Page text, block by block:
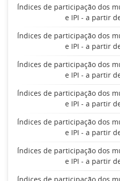
Índices de participação dos
e IPI - a partir
Índices de participação dos
e IPI - a partir
Índices de participação dos
e IPI - a partir
Índices de participação dos
e IPI - a partir
Índices de participação dos
e IPI - a partir
Índices de participação dos
e IPI - a partir